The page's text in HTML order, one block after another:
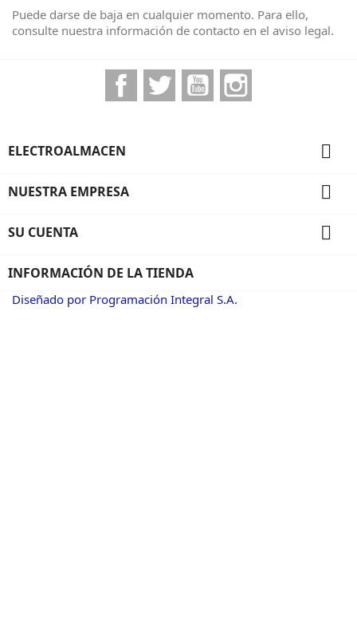
Puede darse de baja en cualquier momento. Para ello,
consulte nuestra información de contacto en el aviso legal.
FacebookTwitter YouTube
ELECTROALMACEN 
NUESTRA EMPRESA 
SU CUENTA 
INFORMACIÓN DE LA TIENDA
Diseñado por Programación Integral S.A.